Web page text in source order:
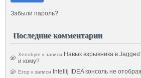
Забыли пароль?
Последние комментарии
Xenobyte к записи Навык взрывника в
и кому?
Егор к записи Intellij IDEA консоль не